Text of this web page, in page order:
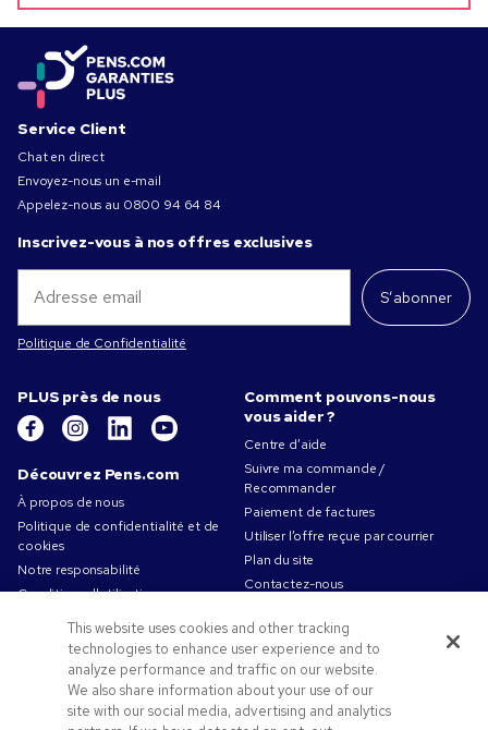
Service Client
Chat en direct
Envoyez-nous un e-mail
Appelez-nous au 0800 94 64 84
Inscrivez-vous à nos offres exclusives
S’abonner
Politique de Confidentialité
PLUS près de nous
Découvrez Pens.com
À propos de nous
Politique de confidentialité et de
cookies
Notre responsabilité
Conditions d'utilisation
Conditions générales de vente
Travailler chez Pens.com
Offres et ressources
Codes promo & coupons
Comment pouvons-nous
vous aider ?
Centre d’aide
Suivre ma commande /
Recommander
Paiement de factures
Utiliser l’offre reçue par courrier
Plan du site
Contactez-nous
This website uses cookies and other tracking
technologies to enhance user experience and to
analyze performance and traffic on our website.
We also share information about your use of our
site with our social media, advertising and analytics